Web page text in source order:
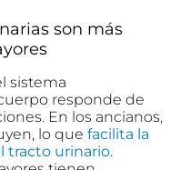
son más
sistema
responde de
En los ancianos,
lo que facilita la
tracto urinario.